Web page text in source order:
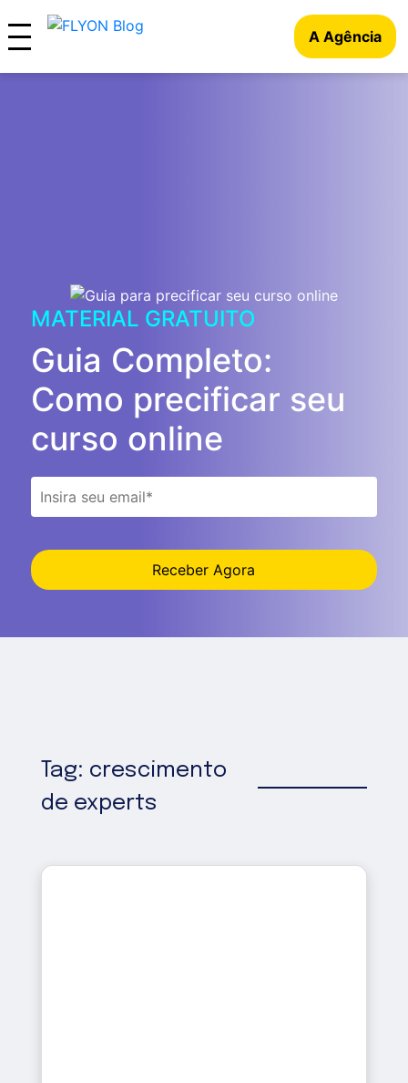
A Agência
MATERIAL GRATUITO
Guia Completo:
Como precificar seu
curso online
Receber Agora
Tag: crescimento
de experts